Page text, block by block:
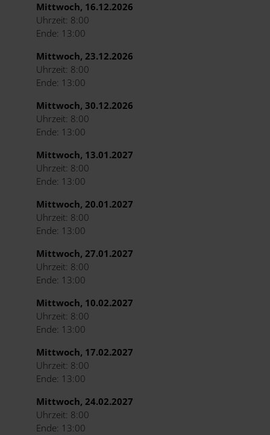
Mittwoch, 16.12.2026
Uhrzeit: 8:00
Ende: 13:00
Mittwoch, 23.12.2026
Uhrzeit: 8:00
Ende: 13:00
Mittwoch, 30.12.2026
Uhrzeit: 8:00
Ende: 13:00
Mittwoch, 13.01.2027
Uhrzeit: 8:00
Ende: 13:00
Mittwoch, 20.01.2027
Uhrzeit: 8:00
Ende: 13:00
Mittwoch, 27.01.2027
Uhrzeit: 8:00
Ende: 13:00
Mittwoch, 10.02.2027
Uhrzeit: 8:00
Ende: 13:00
Mittwoch, 17.02.2027
Uhrzeit: 8:00
Ende: 13:00
Mittwoch, 24.02.2027
Uhrzeit: 8:00
Ende: 13:00